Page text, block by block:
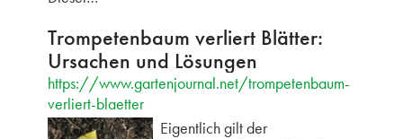
Trompetenbaum verliert Blätter:
Ursachen und Lösungen
https://www.gartenjournal.net/trompetenbaum-
verliert-blaetter
Eigentlich gilt der